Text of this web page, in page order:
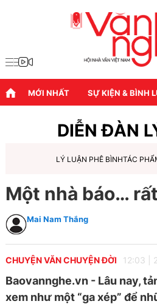
MỚI NHẤT SỰ KIỆN & BÌNH
DIỄN ĐÀN
LÝ LUẬN PHÊ BÌNHTÁC
Một nhà báo…
Mai Nam Thắng
CHUYỆN VĂN CHUYỆN ĐỜI 12:03
Baovannghe.vn - Lâu nay,
xem như một “ga xép” để